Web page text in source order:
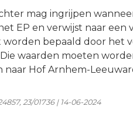
mag ingrijpen
EP en verwijst naar een
bepaald door het
waarden moeten
naar Hof Arnhem-
23/01736 | 14-06-2024